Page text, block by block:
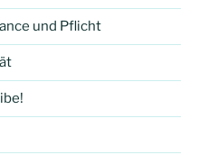
und Pflicht